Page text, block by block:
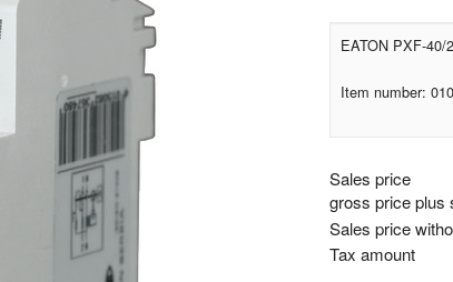
EATON PXF-
Item number:
Sales price
gross price plus
Sales price
Tax amount